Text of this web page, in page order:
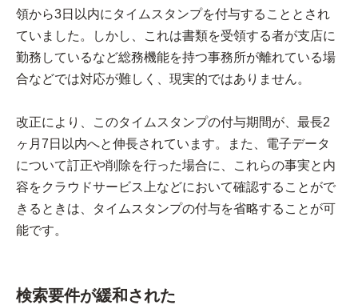
領から3日以内にタイムスタンプを付与することとされ
ていました。しかし、これは書類を受領する者が支店に
勤務しているなど総務機能を持つ事務所が離れている場
合などでは対応が難しく、現実的ではありません。
改正により、このタイムスタンプの付与期間が、最長2
ヶ月7日以内へと伸長されています。また、電子データ
について訂正や削除を行った場合に、これらの事実と内
容をクラウドサービス上などにおいて確認することがで
きるときは、タイムスタンプの付与を省略することが可
能です。
検索要件が緩和された